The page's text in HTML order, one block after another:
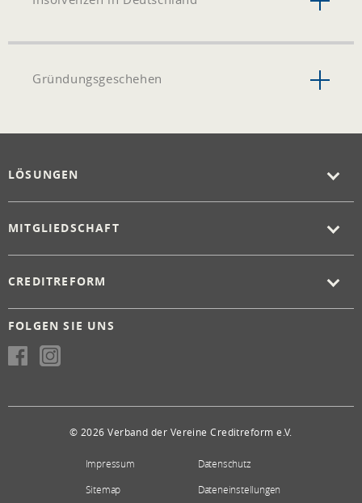
Gründungsgeschehen
LÖSUNGEN
MITGLIEDSCHAFT
CREDITREFORM
FOLGEN SIE UNS
© 2026 Verband der Vereine Creditreform e.V.
Impressum
Datenschutz
Sitemap
Dateneinstellungen